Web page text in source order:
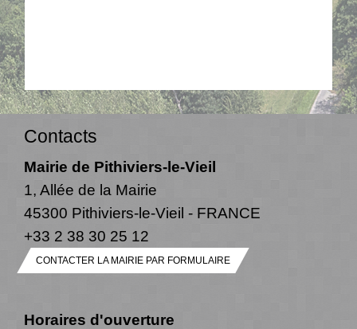
Contacts
Mairie de Pithiviers-le-Vieil
1, Allée de la Mairie
45300 Pithiviers-le-Vieil - FRANCE
+33 2 38 30 25 12
CONTACTER LA MAIRIE PAR FORMULAIRE
Horaires d'ouverture